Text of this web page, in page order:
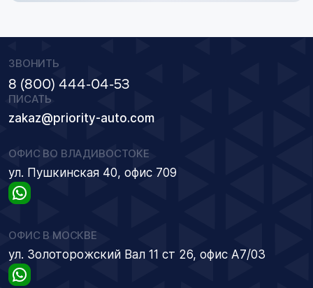
ЗВОНИТЬ
8 (800) 444-04-53
ПИСАТЬ
zakaz@priority-auto.com
ОФИС ВО ВЛАДИВОСТОКЕ
ул. Пушкинская 40, офис 709
ОФИС В МОСКВЕ
ул. Золоторожский Вал 11 ст 26, офис А7/03